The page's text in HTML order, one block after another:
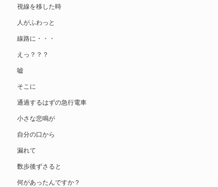
視線を移した時
人がふわっと
線路に・・・
えっ？？？
嘘
そこに
通過するはずの急行電車
小さな悲鳴が
自分の口から
漏れて
数歩後ずさると
何があったんですか？